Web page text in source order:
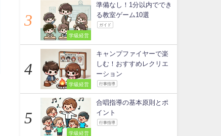
学級経営
準備なし！1分以内ででき
る教室ゲーム10選
ガイド
学級経営
キャンプファイヤーで楽
しむ！おすすめレクリエ
ーション
行事指導
学級経営
合唱指導の基本原則とポ
イント
行事指導